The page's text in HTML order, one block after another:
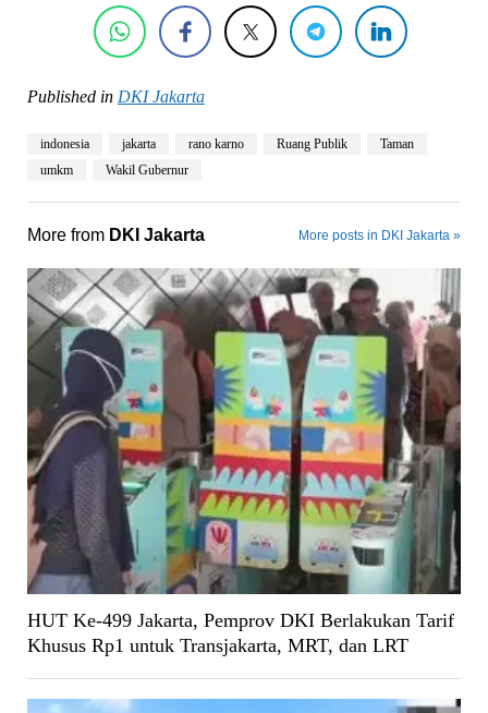
Published in DKI Jakarta
indonesia jakarta rano karno Ruang Publik
Taman
umkm
Wakil Gubernur
More from DKI Jakarta More posts in DKI Jakarta »
HUT Ke-499 Jakarta, Pemprov DKI Berlakukan Tarif
Khusus Rp1 untuk Transjakarta, MRT, dan LRT